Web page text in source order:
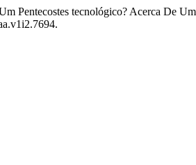
Pentecostes tecnológico? Acerca De